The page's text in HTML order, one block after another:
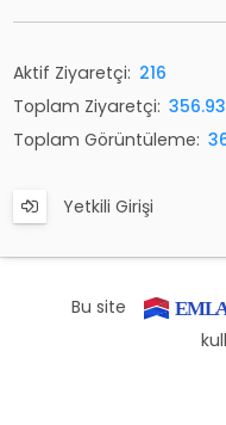
Aktif Ziyaretçi: 216
Toplam Ziyaretçi:
Toplam Görüntüleme:
Yetkili Girişi
Bu site